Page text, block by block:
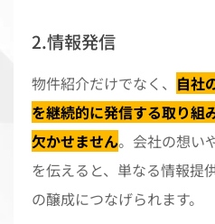
2.情報発信
物件紹介だけでなく、 自社
を継続的に発信する取り組
欠かせません。会社の想い
を伝えると、単なる情報提
の醸成につなげられます。